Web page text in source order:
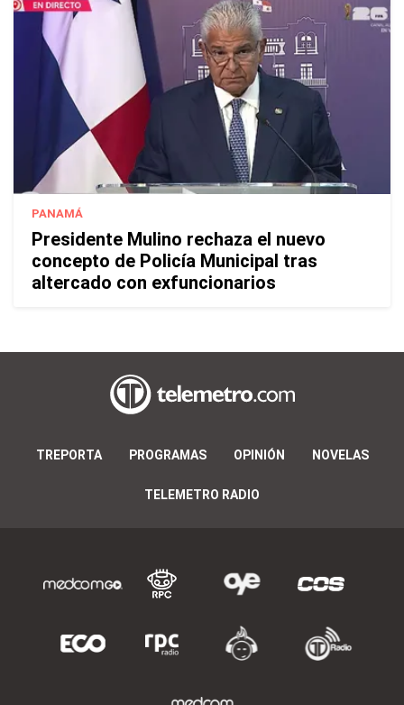
PANAMÁ
Presidente Mulino rechaza el nuevo
concepto de Policía Municipal tras
altercado con exfuncionarios
TREPORTA PROGRAMAS OPINIÓN NOVELAS
TELEMETRO RADIO